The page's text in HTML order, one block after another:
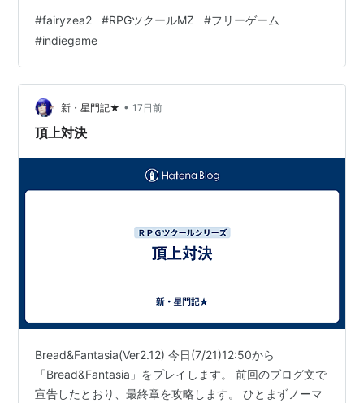
ない。 (↓以下プレイレポ。)
#fairyzea2 #RPGツクールMZ #フリーゲーム
#indiegame
新・星門記★ • 17日前
頂上対決
Bread&Fantasia(Ver2.12) 今日(7/21)12:50から
「Bread&Fantasia」をプレイします。 前回のブログ文で
宣告したとおり、最終章を攻略します。 ひとまずノーマ